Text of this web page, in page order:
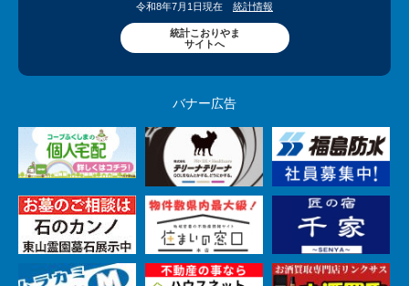
令和8年7月1日現在 統計情報
統計こおりやま
サイトへ
バナー広告